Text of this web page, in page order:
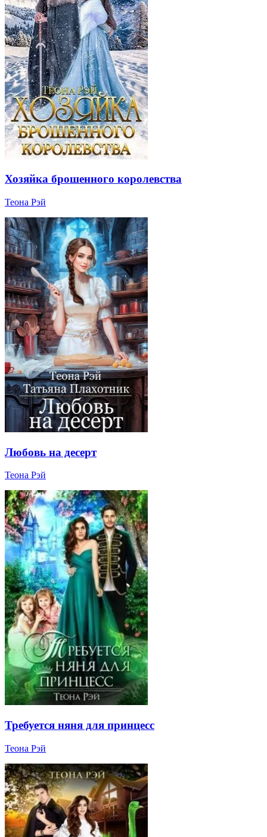
Хозяйка брошенного королевства
Теона Рэй
Любовь на десерт
Теона Рэй
Требуется няня для принцесс
Теона Рэй